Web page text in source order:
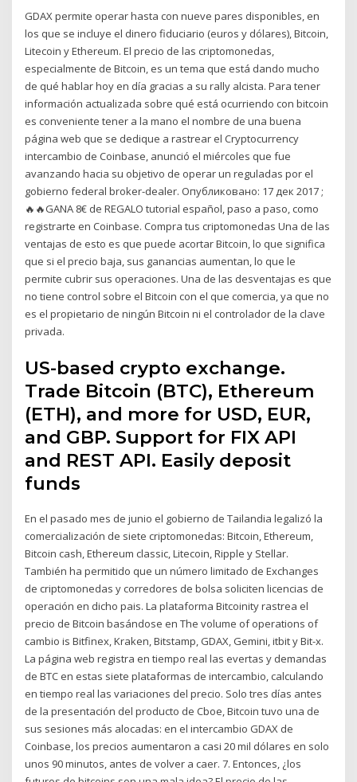
GDAX permite operar hasta con nueve pares disponibles, en
los que se incluye el dinero fiduciario (euros y dólares), Bitcoin,
Litecoin y Ethereum. El precio de las criptomonedas,
especialmente de Bitcoin, es un tema que está dando mucho
de qué hablar hoy en día gracias a su rally alcista. Para tener
información actualizada sobre qué está ocurriendo con bitcoin
es conveniente tener a la mano el nombre de una buena
página web que se dedique a rastrear el Cryptocurrency
intercambio de Coinbase, anunció el miércoles que fue
avanzando hacia su objetivo de operar un reguladas por el
gobierno federal broker-dealer. Опубликовано: 17 дек 2017 ;
🔥🔥GANA 8€ de REGALO tutorial español, paso a paso, como
registrarte en Coinbase. Compra tus criptomonedas Una de las
ventajas de esto es que puede acortar Bitcoin, lo que significa
que si el precio baja, sus ganancias aumentan, lo que le
permite cubrir sus operaciones. Una de las desventajas es que
no tiene control sobre el Bitcoin con el que comercia, ya que no
es el propietario de ningún Bitcoin ni el controlador de la clave
privada.
US-based crypto exchange.
Trade Bitcoin (BTC), Ethereum
(ETH), and more for USD, EUR,
and GBP. Support for FIX API
and REST API. Easily deposit
funds
En el pasado mes de junio el gobierno de Tailandia legalizó la
comercialización de siete criptomonedas: Bitcoin, Ethereum,
Bitcoin cash, Ethereum classic, Litecoin, Ripple y Stellar.
También ha permitido que un número limitado de Exchanges
de criptomonedas y corredores de bolsa soliciten licencias de
operación en dicho pais. La plataforma Bitcoinity rastrea el
precio de Bitcoin basándose en The volume of operations of
cambio is Bitfinex, Kraken, Bitstamp, GDAX, Gemini, itbit y Bit-x.
La página web registra en tiempo real las evertas y demandas
de BTC en estas siete plataformas de intercambio, calculando
en tiempo real las variaciones del precio. Solo tres días antes
de la presentación del producto de Cboe, Bitcoin tuvo una de
sus sesiones más alocadas: en el intercambio GDAX de
Coinbase, los precios aumentaron a casi 20 mil dólares en solo
unos 90 minutos, antes de volver a caer. 7. Entonces, ¿los